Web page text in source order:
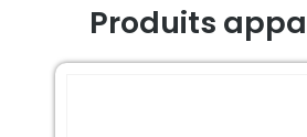
Produits